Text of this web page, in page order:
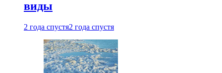
виды
2 года спустя2 года спустя